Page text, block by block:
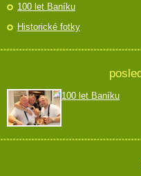
100 let Baníku
Historické fotky
100 let Baníku